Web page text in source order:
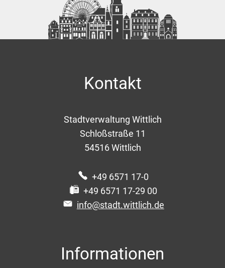
Kontakt
Stadtverwaltung Wittlich
Schloßstraße 11
54516 Wittlich
+49 6571 17-0
+49 6571 17-29 00
info@stadt.wittlich.de
Informationen